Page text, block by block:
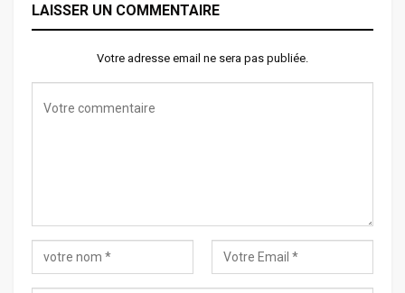
LAISSER UN COMMENTAIRE
Votre adresse email ne sera pas publiée.